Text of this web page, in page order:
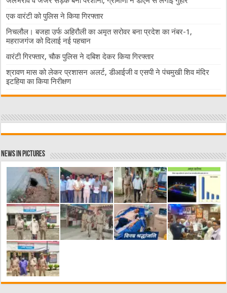
एक वारंटी को पुलिस ने किया गिरफ्तार
निचलौल। बजहा उर्फ अहिरौली का अमृत सरोवर बना प्रदेश का नंबर-1,
महराजगंज को दिलाई नई पहचान
वारंटी गिरफ्तार, चौक पुलिस ने दबिश देकर किया गिरफ्तार
श्रावण मास को लेकर प्रशासन अलर्ट, डीआईजी व एसपी ने पंचमुखी शिव मंदिर
इटहिया का किया निरीक्षण
News in Pictures